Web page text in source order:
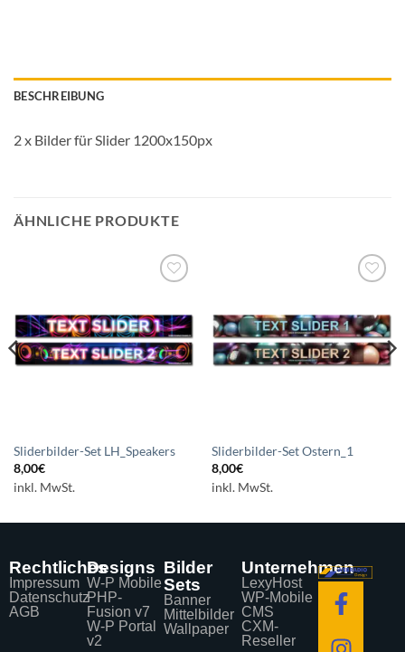
BESCHREIBUNG
2 x Bilder für Slider 1200x150px
ÄHNLICHE PRODUKTE
setzen
Sliderbilder-Set LH_Speakers
8,00€
inkl. MwSt.
setzen
Sliderbilder-Set Ostern_1
8,00€
inkl. MwSt.
Rechtliches
Impressum
Datenschutz
AGB
Designs
W-P Mobile
PHP-
Fusion v7
W-P Portal
v2
Bilder
Sets
Banner
Mittelbilder
Wallpaper
Unternehmen
LexyHost
WP-Mobile
CMS
CXM-
Reseller